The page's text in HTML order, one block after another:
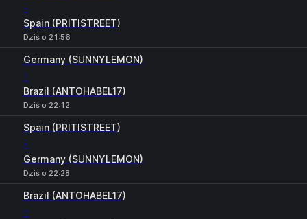
-
Spain (PRITISTREET)
Dziś o 21:56
Germany (SUNNYLEMON)
-
Brazil (ANTOHABEL17)
Dziś o 22:12
Spain (PRITISTREET)
-
Germany (SUNNYLEMON)
Dziś o 22:28
Brazil (ANTOHABEL17)
-